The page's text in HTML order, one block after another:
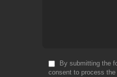
By submitting the
consent to process the